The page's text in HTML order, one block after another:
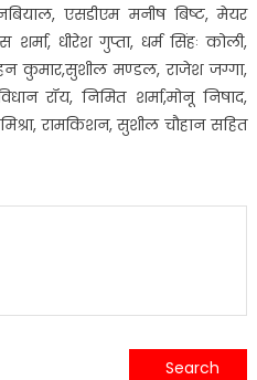
एसडीएम मनीष बिष्ट, मेयर
शर्मा, धीरेश गुप्ता, धर्म सिंहः कोली,
कुमार,सुशील मण्डल, राजेश जग्गा,
रॉय, निमित शर्मा,मोनू निषाद,
रामकिशन, सुशील चौहान सहित
भारी बारिश के चलते बढ़ा गौला नदी का जलस्तर,खतरे में पुल और रेलवे ट्रेक